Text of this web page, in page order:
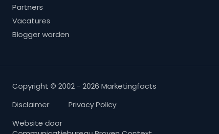
Partners
Vacatures
Blogger worden
Copyright © 2002 - 2026 Marketingfacts
Disclaimer
Privacy Policy
Website door